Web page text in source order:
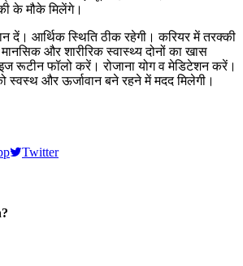
के मौके मिलेंगे।
दें। आर्थिक स्थिति ठीक रहेगी। करियर में तरक्की
और शारीरिक स्वास्थ्य दोनों का खास
रूटीन फॉलो करें। रोजाना योग व मेडिटेशन करें।
और ऊर्जावान बने रहने में मदद मिलेगी।
Twitter